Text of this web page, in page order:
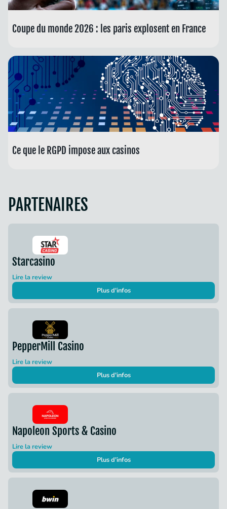
Coupe du monde 2026 : les paris explosent en France
Ce que le RGPD impose aux casinos
PARTENAIRES
Starcasino
Lire la review
Plus d'infos
PepperMill Casino
Lire la review
Plus d'infos
Napoleon Sports & Casino
Lire la review
Plus d'infos